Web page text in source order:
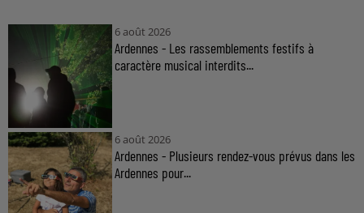
6 août 2026
Ardennes - Les rassemblements festifs à
caractère musical interdits...
6 août 2026
Ardennes - Plusieurs rendez-vous prévus dans les
Ardennes pour...